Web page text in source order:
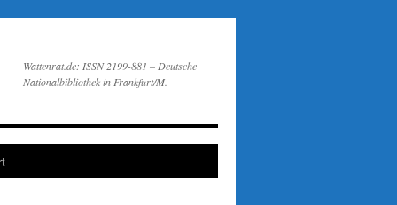
Wattenrat.de: ISSN 2199-881 – Deutsche
Nationalbibliothek in Frankfurt/M.